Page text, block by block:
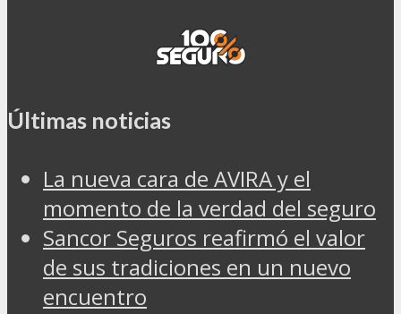
Últimas noticias
La nueva cara de AVIRA y el
momento de la verdad del seguro
Sancor Seguros reafirmó el valor
de sus tradiciones en un nuevo
encuentro